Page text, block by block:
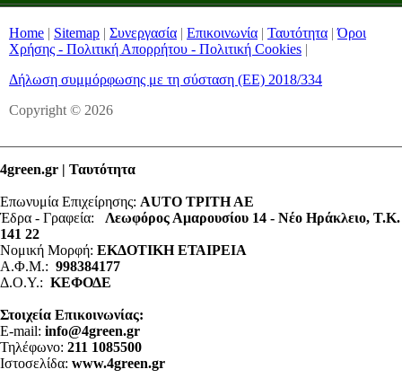
Home | Sitemap | Συνεργασία | Επικοινωνία | Ταυτότητα |Όροι
Χρήσης - Πολιτική Απορρήτου - Πολιτική Cookies |
Δήλωση συμμόρφωσης με τη σύσταση (ΕΕ) 2018/334
Copyright © 2026
4green.gr | Ταυτότητα
Επωνυμία Επιχείρησης: AUTO ΤΡΙΤΗ ΑΕ
Έδρα - Γραφεία: Λεωφόρος Αμαρουσίου 14 - Νέο Ηράκλειο, Τ.Κ.
141 22
Νομική Μορφή: ΕΚΔΟΤΙΚΗ ΕΤΑΙΡΕΙΑ
Α.Φ.Μ.: 998384177
Δ.Ο.Υ.: ΚΕΦΟΔΕ
Στοιχεία Επικοινωνίας:
E-mail: info@4green.gr
Τηλέφωνο: 211 1085500
Ιστοσελίδα: www.4green.gr